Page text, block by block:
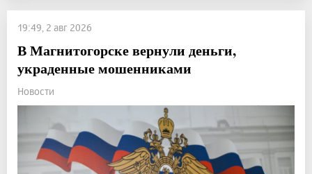
19:49, 2 авг 2026
В Магнитогорске вернули деньги,
украденные мошенниками
Новости